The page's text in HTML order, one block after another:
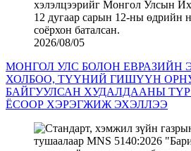
2026/08/05
МОНГОЛ УЛС БОЛОН ЕВРАЗИЙН
ХОЛБОО, ТҮҮНИЙ ГИШҮҮН
БАЙГУУЛСАН ХУДАЛДААНЫ
ЁСООР ХЭРЭГЖИЖ ЭХЭЛЛЭЭ